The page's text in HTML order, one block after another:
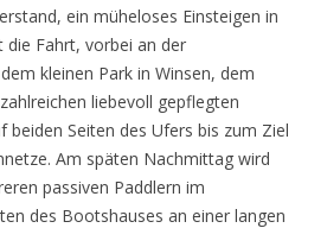
ein müheloses Einsteigen in
Fahrt, vorbei an der
kleinen Park in Winsen, dem
liebevoll gepflegten
beiden Seiten des Ufers bis zum Ziel
Am späten Nachmittag wird
passiven Paddlern im
des Bootshauses an einer langen